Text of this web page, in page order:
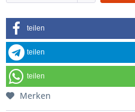
teilen
teilen
teilen
Merken